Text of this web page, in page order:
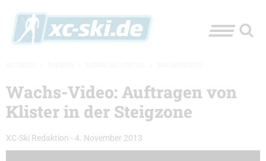
Wachs-Video: Auftragen von
Klister in der Steigzone
XC-Ski Redaktion -4. November 2013